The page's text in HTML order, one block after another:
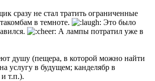
сразу не стал тратить ограниченные
в темноте.
Это было
А лампы потратил уже в
душу (пещера, в которой можно найти
услугу в будущем; канделябр в
т.п.).